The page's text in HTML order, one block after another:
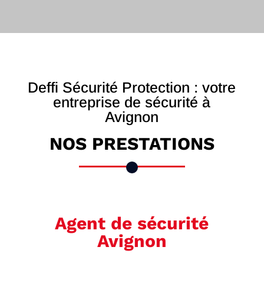
Deffi Sécurité Protection : votre
entreprise de sécurité à
Avignon
NOS PRESTATIONS
Agent de sécurité
Avignon